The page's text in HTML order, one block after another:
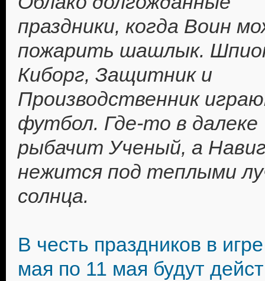
праздники, когда Воин
пожарить шашлык.
Киборг, Защитник и
Производственник
футбол. Где-то в далеке
рыбачит Ученый, а
нежится под теплыми
солнца.
В честь праздников в
мая по 11 мая будут